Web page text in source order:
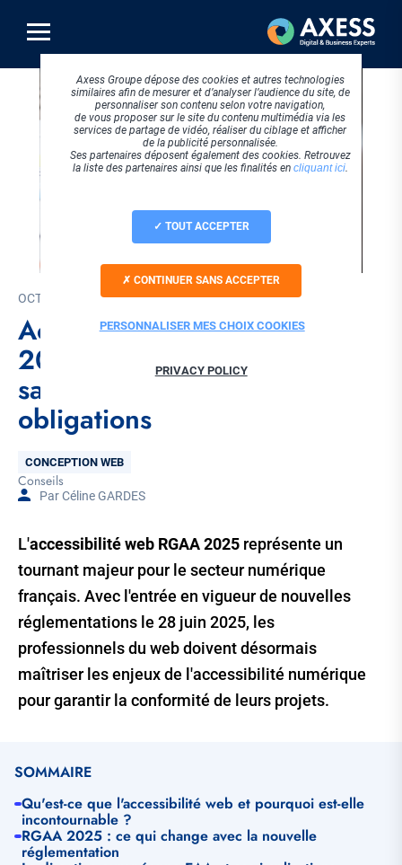
contenu
principal
OCTOBRE 2025
Accessibilité web RGAA
2025 : tout ce qu'il faut
savoir sur les nouvelles
obligations
Thématique
CONCEPTION WEB
Tags
Conseils
Par Céline GARDES
L'accessibilité web RGAA 2025 représente un
tournant majeur pour le secteur numérique
français. Avec l'entrée en vigueur de nouvelles
réglementations le 28 juin 2025, les
professionnels du web doivent désormais
maîtriser les enjeux de l'accessibilité numérique
pour garantir la conformité de leurs projets.
SOMMAIRE
Qu'est-ce que l'accessibilité web et pourquoi est-elle
incontournable ?
RGAA 2025 : ce qui change avec la nouvelle
réglementation
Axess Groupe dépose des cookies et autres technologies
similaires afin de mesurer et d’analyser l’audience du site, de
personnaliser son contenu selon votre navigation,
de vous proposer sur le site du contenu multimédia via les
services de partage de vidéo, réaliser du ciblage et afficher
de la publicité personnalisée.
Ses partenaires déposent également des cookies. Retrouvez
la liste des partenaires ainsi que les finalités en cliquant ici.
TOUT ACCEPTER
CONTINUER SANS ACCEPTER
PERSONNALISER MES CHOIX COOKIES
PRIVACY POLICY